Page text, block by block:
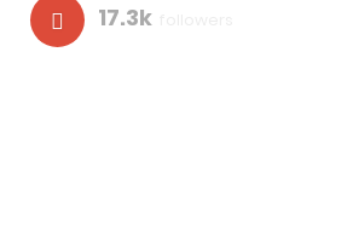
17.3k